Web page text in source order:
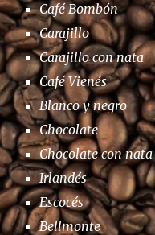
Café Bombón
Carajillo
Carajillo con nata
Café Vienés
Blanco y negro
Chocolate
Chocolate con nata
Irlandés
Escocés
Bellmonte